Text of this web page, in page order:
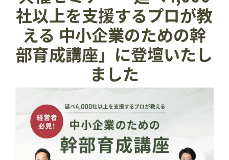
社以上を支援するプロが教
える 中小企業のための幹
部育成講座」に登壇いたし
ました